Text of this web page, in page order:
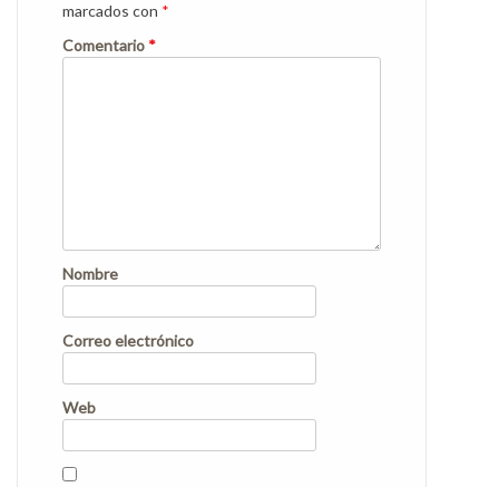
marcados con *
Comentario *
Nombre
Correo electrónico
Web